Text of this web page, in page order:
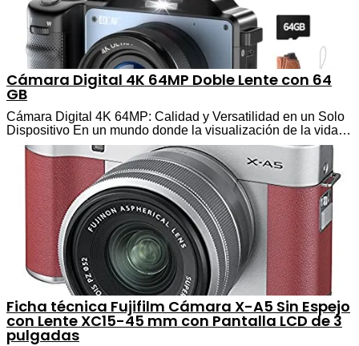
Cámara Digital 4K 64MP Doble Lente con 64
GB
Cámara Digital 4K 64MP: Calidad y Versatilidad en un Solo
Dispositivo En un mundo donde la visualización de la vida…
Ficha técnica Fujifilm Cámara X-A5 Sin Espejo
con Lente XC15-45 mm con Pantalla LCD de 3
pulgadas